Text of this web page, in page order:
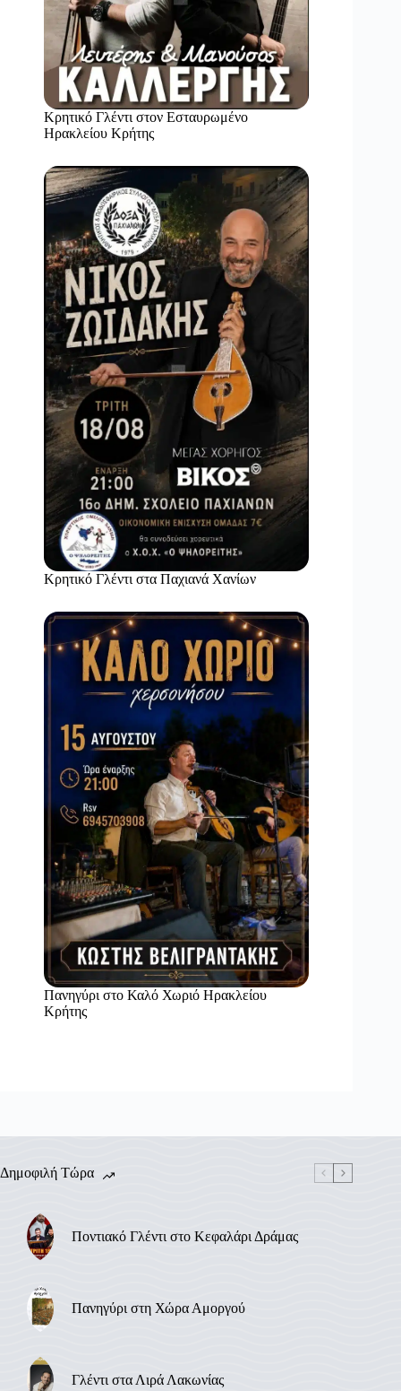
Κρητικό Γλέντι στον Εσταυρωμένο
Ηρακλείου Κρήτης
Κρητικό Γλέντι στα Παχιανά Χανίων
Πανηγύρι στο Καλό Χωριό Ηρακλείου
Κρήτης
Δημοφιλή Τώρα
Ποντιακό Γλέντι στο Κεφαλάρι Δράμας
Πανηγύρι στη Χώρα Αμοργού
Γλέντι στα Λιρά Λακωνίας